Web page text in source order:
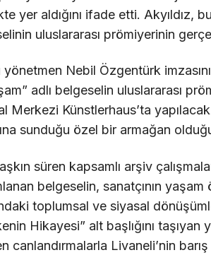
yer aldığını ifade etti. Akyıldız,
uluslararası prömiyerinin
yönetmen Nebil Özgentürk
adlı belgeselin uluslararası
Merkezi Künstlerhaus’ta
sunduğu özel bir armağan
aşkın süren kapsamlı arşiv
belgeselin, sanatçının
toplumsal ve siyasal
Hikayesi” alt başlığını taşıyan
canlandırmalarla Livaneli’nin